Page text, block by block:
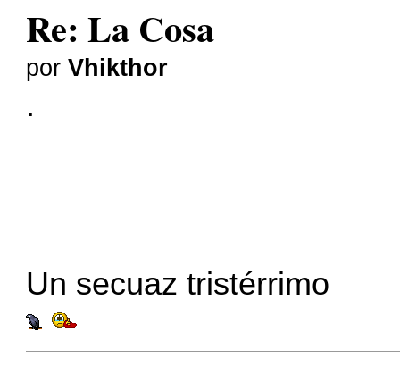
Re: La Cosa
porVhikthor
.
Un secuaz tristérrimo